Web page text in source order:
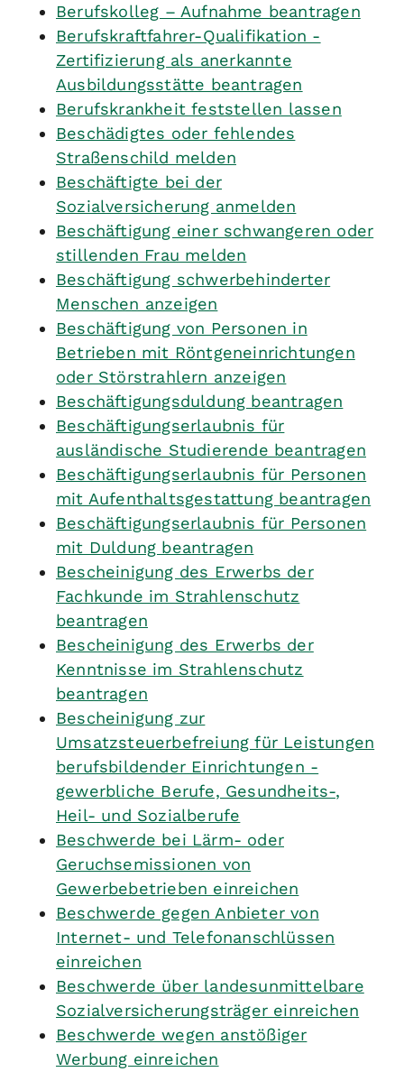
Berufskolleg – Aufnahme beantragen
Berufskraftfahrer-Qualifikation -
Zertifizierung als anerkannte
Ausbildungsstätte beantragen
Berufskrankheit feststellen lassen
Beschädigtes oder fehlendes
Straßenschild melden
Beschäftigte bei der
Sozialversicherung anmelden
Beschäftigung einer schwangeren oder
stillenden Frau melden
Beschäftigung schwerbehinderter
Menschen anzeigen
Beschäftigung von Personen in
Betrieben mit Röntgeneinrichtungen
oder Störstrahlern anzeigen
Beschäftigungsduldung beantragen
Beschäftigungserlaubnis für
ausländische Studierende beantragen
Beschäftigungserlaubnis für Personen
mit Aufenthaltsgestattung beantragen
Beschäftigungserlaubnis für Personen
mit Duldung beantragen
Bescheinigung des Erwerbs der
Fachkunde im Strahlenschutz
beantragen
Bescheinigung des Erwerbs der
Kenntnisse im Strahlenschutz
beantragen
Bescheinigung zur
Umsatzsteuerbefreiung für Leistungen
berufsbildender Einrichtungen -
gewerbliche Berufe, Gesundheits-,
Heil- und Sozialberufe
Beschwerde bei Lärm- oder
Geruchsemissionen von
Gewerbebetrieben einreichen
Beschwerde gegen Anbieter von
Internet- und Telefonanschlüssen
einreichen
Beschwerde über landesunmittelbare
Sozialversicherungsträger einreichen
Beschwerde wegen anstößiger
Werbung einreichen